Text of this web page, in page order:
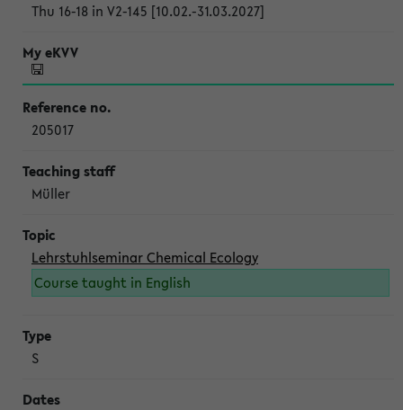
Thu 16-18 in V2-145 [10.02.-31.03.2027]
205017
Müller
Lehrstuhlseminar Chemical Ecology
Course taught in English
S